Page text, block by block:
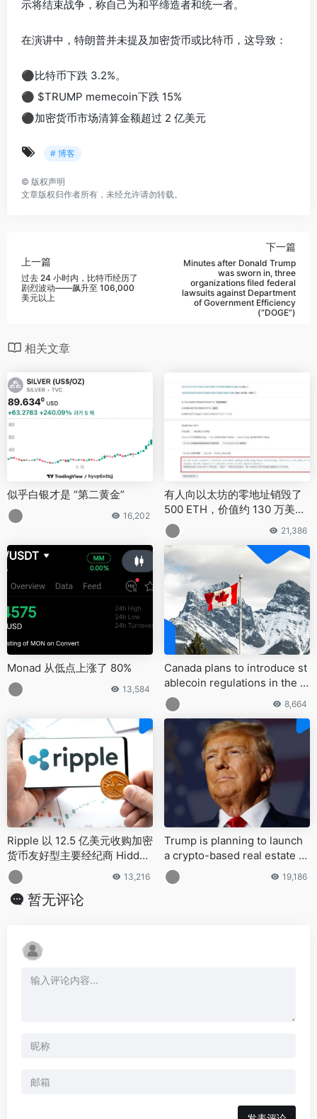
示将结束战争，称自己为和平缔造者和统一者。
在演讲中，特朗普并未提及加密货币或比特币，这导致：
⚫比特币下跌 3.2%。
⚫ $TRUMP memecoin下跌 15%
⚫加密货币市场清算金额超过 2 亿美元
# 博客
© 版权声明
文章版权归作者所有，未经允许请勿转载。
上一篇
过去 24 小时内，比特币经历了
剧烈波动——飙升至 106,000
美元以上
下一篇
Minutes after Donald Trump
was sworn in, three
organizations filed federal
lawsuits against Department
of Government Efficiency
(“DOGE”)
相关文章
似乎白银才是 “第二黄金”
16,202
有人向以太坊的零地址销毁了
500 ETH，价值约 130 万美
元，并留下一条神秘信息 21,386
Monad 从低点上涨了 80%
13,584
Canada plans to introduce st
ablecoin regulations in the 2
025 budget
8,664
Ripple 以 12.5 亿美元收购加密
货币友好型主要经纪商 Hidden
Road，交易涉及现金、XRP 和
股票
13,216
Trump is planning to launch
a crypto-based real estate vi
deo game with NFT integrati
on by the end of April
19,186
暂无评论